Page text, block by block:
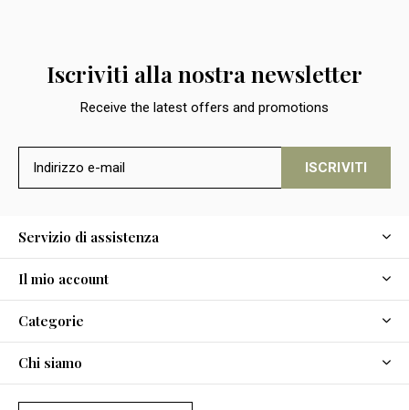
Iscriviti alla nostra newsletter
Receive the latest offers and promotions
ISCRIVITI
Servizio di assistenza
Il mio account
Categorie
Chi siamo